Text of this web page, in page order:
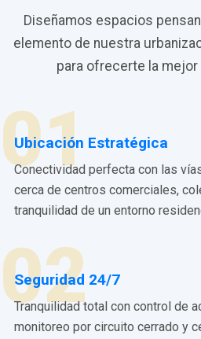
Diseñamos espacios
elemento de nuestra
para ofrecerte la mejor
01
Ubicación Estratégica
Conectividad perfecta con las
cerca de centros comerciales,
tranquilidad de un entorno
02
Seguridad 24/7
Tranquilidad total con control de
monitoreo por circuito cerrado y